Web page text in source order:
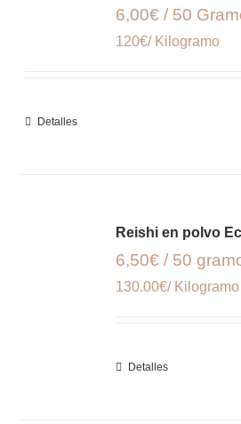
6,00€ / 50
120€/ Kilogramo
Detalles
Reishi en polvo
6,50€ / 50
130.00€/ Kilogramo
Detalles